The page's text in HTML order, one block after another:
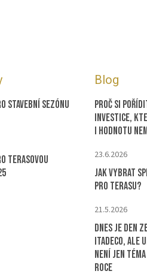
stavební sezónu
terasovou
Blog
Proč si
Investice,
i hodnotu
23.6.2026
Jak vybrat
pro terasu?
21.5.2026
Dnes je Den
ITADECO,
není jen
roce